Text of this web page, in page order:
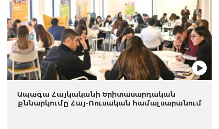
Ապագա Հայկականի Երիտասարդական
քննարկումը Հայ-Ռուսական համալսարանում